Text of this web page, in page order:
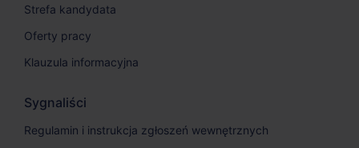
Strefa kandydata
Oferty pracy
Klauzula informacyjna
Sygnaliści
Regulamin i instrukcja zgłoszeń wewnętrznych